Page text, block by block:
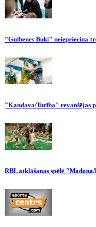
"Gulbenes Buki" neiepriecina
"Kandava/Turība" revanšējas
RBL atklāšanas spēlē